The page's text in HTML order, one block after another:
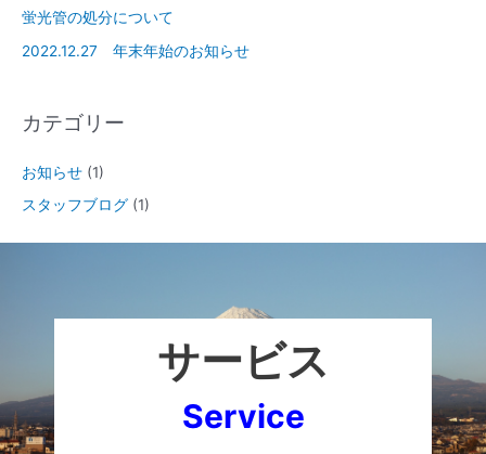
蛍光管の処分について
2022.12.27 年末年始のお知らせ
カテゴリー
お知らせ (1)
スタッフブログ (1)
サービス
Service